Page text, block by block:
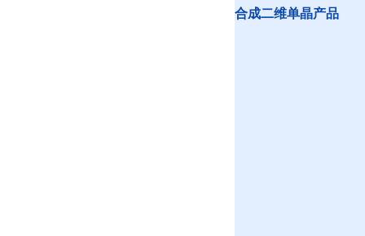
合成二维单晶产品